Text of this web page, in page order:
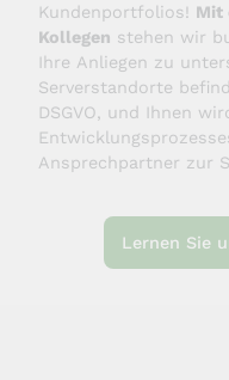
Kundenportfolios! Mit
Kollegen stehen wir
Ihre Anliegen zu
Serverstandorte
DSGVO, und Ihnen
Ansprechpartner zur
Lernen Sie